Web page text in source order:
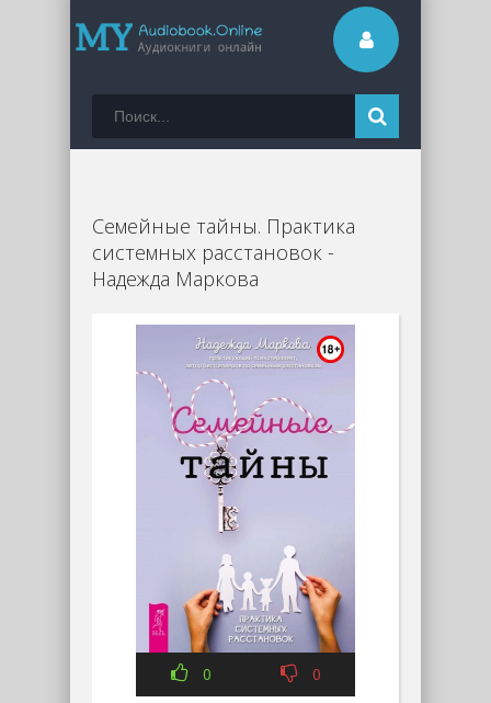
Семейные тайны. Практика
системных расстановок -
Надежда Маркова
0 0